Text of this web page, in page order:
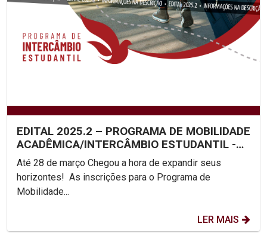
EDITAL 2025.2 – PROGRAMA DE MOBILIDADE
ACADÊMICA/INTERCÂMBIO ESTUDANTIL -
UNICAP
Até 28 de março Chegou a hora de expandir seus
horizontes! As inscrições para o Programa de
Mobilidade...
LER MAIS